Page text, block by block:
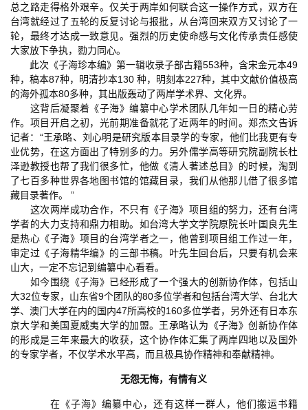
总之路走得格外艰辛。仅关于两岸如何联合这一操作方式，双方在
台湾就经过了五轮的反复讨论与报批，从台湾回来双方又讨论了一
轮，最终才达成一致意见。强烈的历史使命感与文化传承责任感使
大家放下争执，勠力同心。
此次《子海珍本编》第一辑收录子部古籍553种，含宋金元本49
种，稿本87种，明清抄本130 种，明刻本227种，其中文献价值极高
的海外孤本80多种，其出版轰动了两岸学术界、文化界。
这背后凝聚着《子海》编纂中心学术团队几年如一日的精心劳
作。项目开启之初，光前期准备就花了近两年的时间。郑杰文告诉
记者：“王承略、刘心明是研究版本目录学的专家，他们比我更有专
业优势，在这方面出了特别多的力。另外儒学高等研究院副院长杜
泽逊教授也帮了我们很多忙，他做《清人著述总目》的时候，淘到
了七百多种世界各地图书馆的馆藏目录，我们从他那儿借了很多馆
藏目录著作。 ”
这次两岸成功合作，不只有《子海》项目组的努力，还有台湾
学者的大力支持和鼎力相助。如台湾大学文学院原院长叶国良先生
是热心《子海》项目的台湾学者之一，他曾到项目组工作过一年，
审定过《子海精华编》的三部书稿。叶先生回台后，只要有机会来
山大，一定不忘记到编纂中心看看。
如今围绕《子海》已经形成了一个强大的创新协作体，包括山
大32位专家，山东省9个团队的80多位学者和包括台湾大学、台北大
学、澳门大学在内的国内47所高校的160多位学者，另外还有日本东
京大学和美国夏威夷大学的加盟。王承略认为《子海》创新协作体
的形成是三年来最大的收获，这个协作体汇集了两岸四地以及国外
的专家学者，不仅学术水平高，而且极具协作精神和奉献精神。
无怨无悔，有情有义
在《子海》编纂中心，还有这样一群人，他们搬运书籍